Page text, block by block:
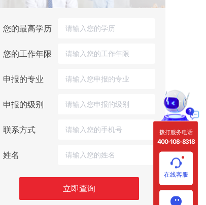
您的最高学历
您的工作年限
申报的专业
申报的级别
联系方式
姓名
立即查询
拨打服务电话
400-108-8318
在线客服